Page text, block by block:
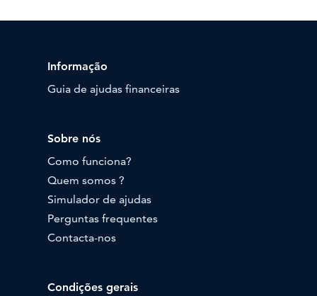
Informação
Guia de ajudas financeiras
Sobre nós
Como funciona?
Quem somos ?
Simulador de ajudas
Perguntas frequentes
Contacta-nos
Condições gerais